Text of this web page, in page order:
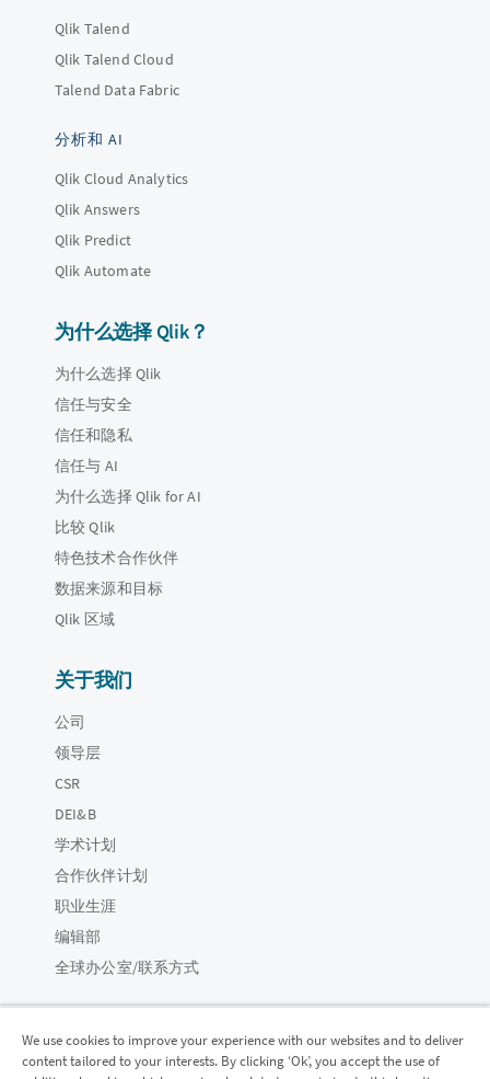
Qlik Talend
Qlik Talend Cloud
Talend Data Fabric
分析和 AI
Qlik Cloud Analytics
Qlik Answers
Qlik Predict
Qlik Automate
为什么选择 Qlik？
为什么选择 Qlik
信任与安全
信任和隐私
信任与 AI
为什么选择 Qlik for AI
比较 Qlik
特色技术合作伙伴
数据来源和目标
Qlik 区域
关于我们
公司
领导层
CSR
DEI&B
学术计划
合作伙伴计划
职业生涯
编辑部
全球办公室/联系方式
We use cookies to improve your experience with our websites and to deliver
content tailored to your interests. By clicking ‘Ok’, you accept the use of